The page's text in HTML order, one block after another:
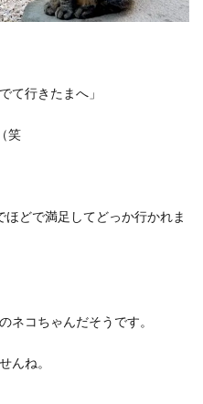
て行きたまへ」
笑
どで満足してどっか行かれま
ネコちゃんだそうです。
んね。